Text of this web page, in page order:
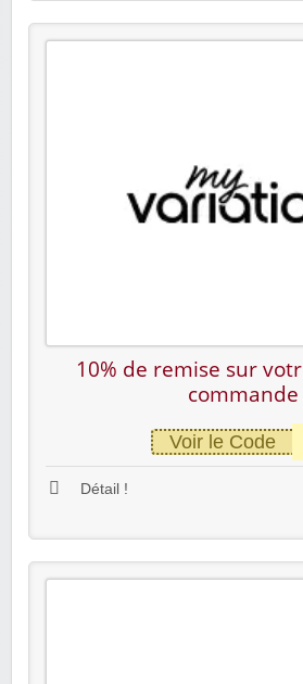
10% de remise sur
commande
Voir le Code
Détail !